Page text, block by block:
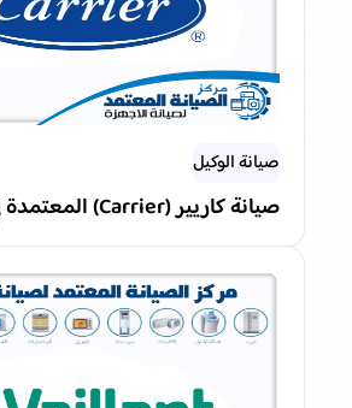
صيانة الوكيل
صيانة كاريير (Carrier) المعتمدة في الإمارات